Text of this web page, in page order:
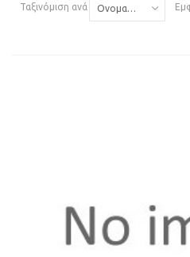
Ταξινόμιση ανά Ονομασία: Α έως το Ω